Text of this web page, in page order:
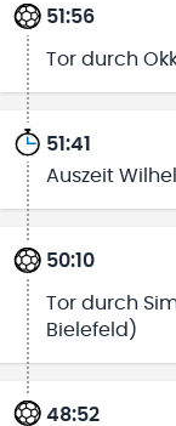
51:56
Tor durch
51:41
Auszeit
50:10
Tor durch
Bielefeld)
48:52